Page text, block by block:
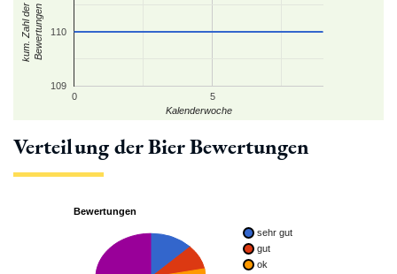
0 5
109
110
Kalenderwoche
kum. Zahl derBewertungen
Verteilung der Bier Bewertungen
Bewertungen
sehr gut
gut
ok